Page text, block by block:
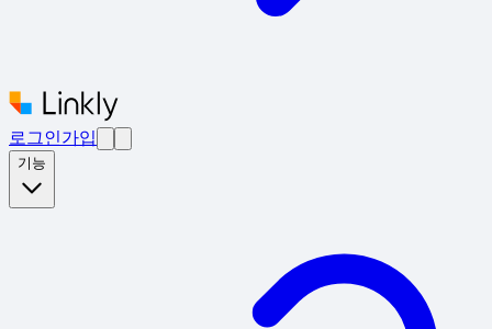
로그인가입
기능